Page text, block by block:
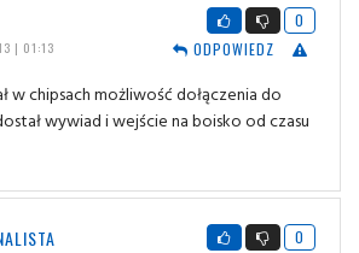
| 01:13
0
ODPOWIEDZ
w chipsach możliwość dołączenia do
wywiad i wejście na boisko od czasu
0